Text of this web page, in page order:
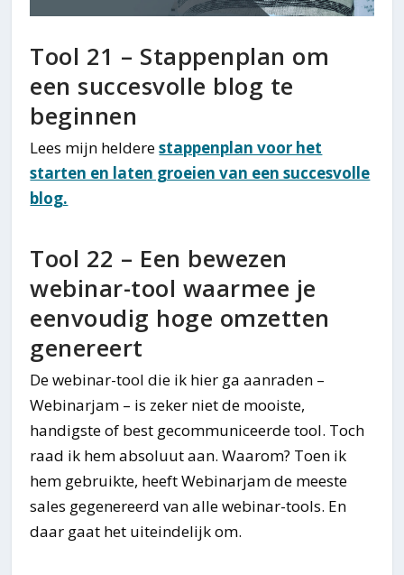
Tool 21 – Stappenplan om
een succesvolle blog te
beginnen
Lees mijn helderestappenplan voor het
starten en laten groeien van een succesvolle
blog.
Tool 22 – Een bewezen
webinar-tool waarmee je
eenvoudig hoge omzetten
genereert
De webinar-tool die ik hier ga aanraden –
Webinarjam – is zeker niet de mooiste,
handigste of best gecommuniceerde tool. Toch
raad ik hem absoluut aan. Waarom? Toen ik
hem gebruikte, heeft Webinarjam de meeste
sales gegenereerd van alle webinar-tools. En
daar gaat het uiteindelijk om.